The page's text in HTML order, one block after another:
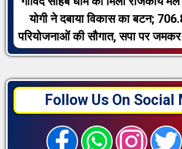
योगी ने दबाया विकास का बटन;
परियोजनाओं की सौगात, सपा पर
Follow Us On Social